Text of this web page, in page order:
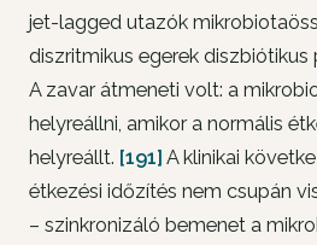
jet-lagged utazók
diszritmikus egerek
A zavar átmeneti volt: a
helyreállni, amikor a normális
helyreállt. [191] A klinikai
étkezési időzítés nem csupán
– szinkronizáló bemenet a